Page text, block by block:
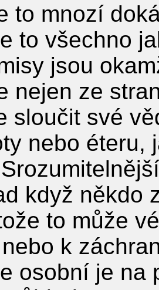
to mnozí
to všechno
jsou
nejen ze
sloučit své
nebo éteru,
když někdo
to může
k
osobní je na